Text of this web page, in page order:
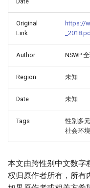
Original
Link
https://
Author NSWP
Region 未知
Date 未知
Tags
性别多
社会环境
本文由跨性别中文数字
权归原作者所有，所有